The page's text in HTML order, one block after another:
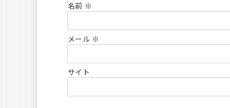
名前 ※
メール ※
サイト